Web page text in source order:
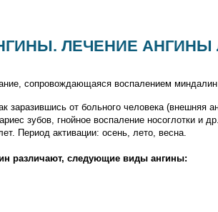
ЛЕЧЕНИЕ АНГИНЫ
сопровождающаяся воспалением
заразившись от больного человека (внешняя
зубов, гнойное воспаление носоглотки и
Период активации: осень, лето, весна.
различают, следующие виды ангины: